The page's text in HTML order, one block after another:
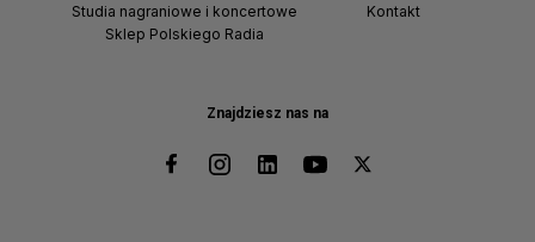
Znajdziesz nas na
Studia nagraniowe i koncertowe
Sklep Polskiego Radia
Kontakt